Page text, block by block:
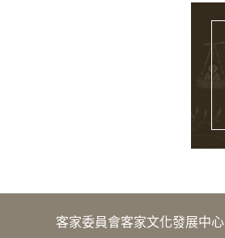
版權宣告
客家委員會客家文化發展中心